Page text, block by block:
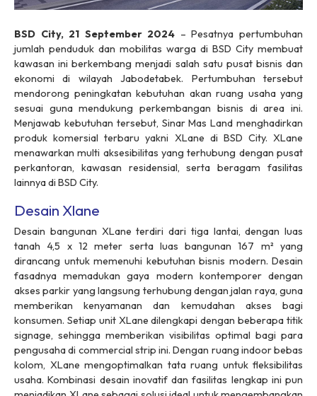
BSD City, 21 September 2024 – Pesatnya pertumbuhan
jumlah penduduk dan mobilitas warga di BSD City membuat
kawasan ini berkembang menjadi salah satu pusat bisnis dan
ekonomi di wilayah Jabodetabek. Pertumbuhan tersebut
mendorong peningkatan kebutuhan akan ruang usaha yang
sesuai guna mendukung perkembangan bisnis di area ini.
Menjawab kebutuhan tersebut, Sinar Mas Land menghadirkan
produk komersial terbaru yakni XLane di BSD City. XLane
menawarkan multi aksesibilitas yang terhubung dengan pusat
perkantoran, kawasan residensial, serta beragam fasilitas
lainnya di BSD City.
Desain Xlane
Desain bangunan XLane terdiri dari tiga lantai, dengan luas
tanah 4,5 x 12 meter serta luas bangunan 167 m² yang
dirancang untuk memenuhi kebutuhan bisnis modern. Desain
fasadnya memadukan gaya modern kontemporer dengan
akses parkir yang langsung terhubung dengan jalan raya, guna
memberikan kenyamanan dan kemudahan akses bagi
konsumen. Setiap unit XLane dilengkapi dengan beberapa titik
signage, sehingga memberikan visibilitas optimal bagi para
pengusaha di commercial strip ini. Dengan ruang indoorbebas
kolom, XLane mengoptimalkan tata ruang untuk fleksibilitas
usaha. Kombinasi desain inovatif dan fasilitas lengkap ini pun